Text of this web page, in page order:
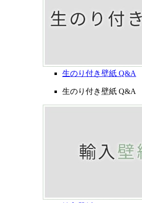
生のり付き壁紙 Q&A
生のり付き壁紙 Q&A